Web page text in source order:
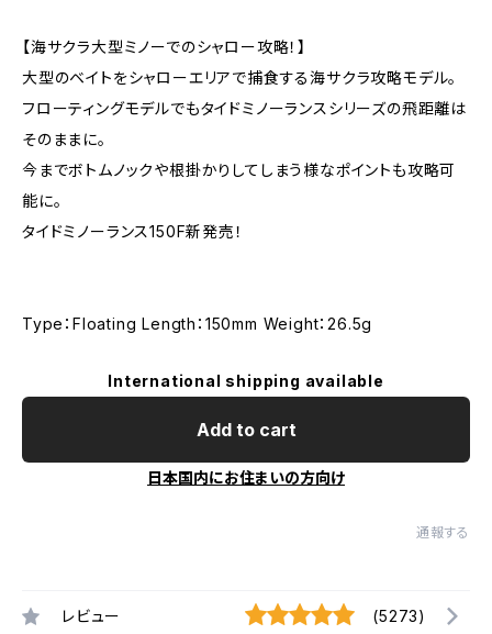
【海サクラ大型ミノーでのシャロー攻略！】
大型のベイトをシャローエリアで捕食する海サクラ攻略モデル。
フローティングモデルでもタイドミノーランスシリーズの飛距離は
そのままに。
今までボトムノックや根掛かりしてしまう様なポイントも攻略可
能に。
タイドミノーランス150F新発売！
Type：Floating Length：150mm Weight：26.5g
International shipping available
Add to cart
日本国内にお住まいの方向け
通報する
レビュー (5273)